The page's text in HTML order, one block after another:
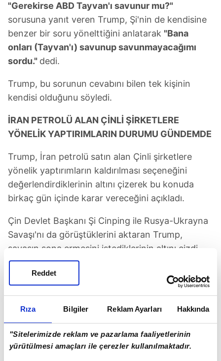
Rıza Bilgiler Reklam Ayarları Hakkında
"Sitelerimizde reklam ve pazarlama faaliyetlerinin
yürütülmesi amaçları ile çerezler kullanılmaktadır.
Reddet
"Gerekirse ABD Tayvan'ı savunur mu?"
sorusuna yanıt veren Trump, Şi'nin de kendisine
benzer bir soru yönelttiğini anlatarak "Bana
onları (Tayvan'ı) savunup savunmayacağımı
sordu." dedi.
Trump, bu sorunun cevabını bilen tek kişinin
kendisi olduğunu söyledi.
⁠İRAN PETROLÜ ALAN ÇİNLİ ŞİRKETLERE
YÖNELİK YAPTIRIMLARIN DURUMU GÜNDEMDE
Trump, İran petrolü satın alan Çinli şirketlere
yönelik yaptırımların kaldırılması seçeneğini
değerlendirdiklerinin altını çizerek bu konuda
birkaç gün içinde karar vereceğini açıkladı.
Çin Devlet Başkanı Şi Cinping ile Rusya-Ukrayna
Savaşı'nı da görüştüklerini aktaran Trump,
savaşın sona ermesini istediklerinin altını çizdi.
Trump ayrıca, Çin'deki siyasi tutuklular konusunu
Şi ile görüşmesinde gündeme getirdiğini kaydetti.
Çin'in Hong Kong Özel İdari Bölgesi'nde kapatılan
Apple Daily gazetesinin kurucusu, "halkı isyana
teşvik" ve "dış güçlerle işbirliği" suçlarından 20 yıl
hapse çarptırılan muhalif medya patronu Jimmy